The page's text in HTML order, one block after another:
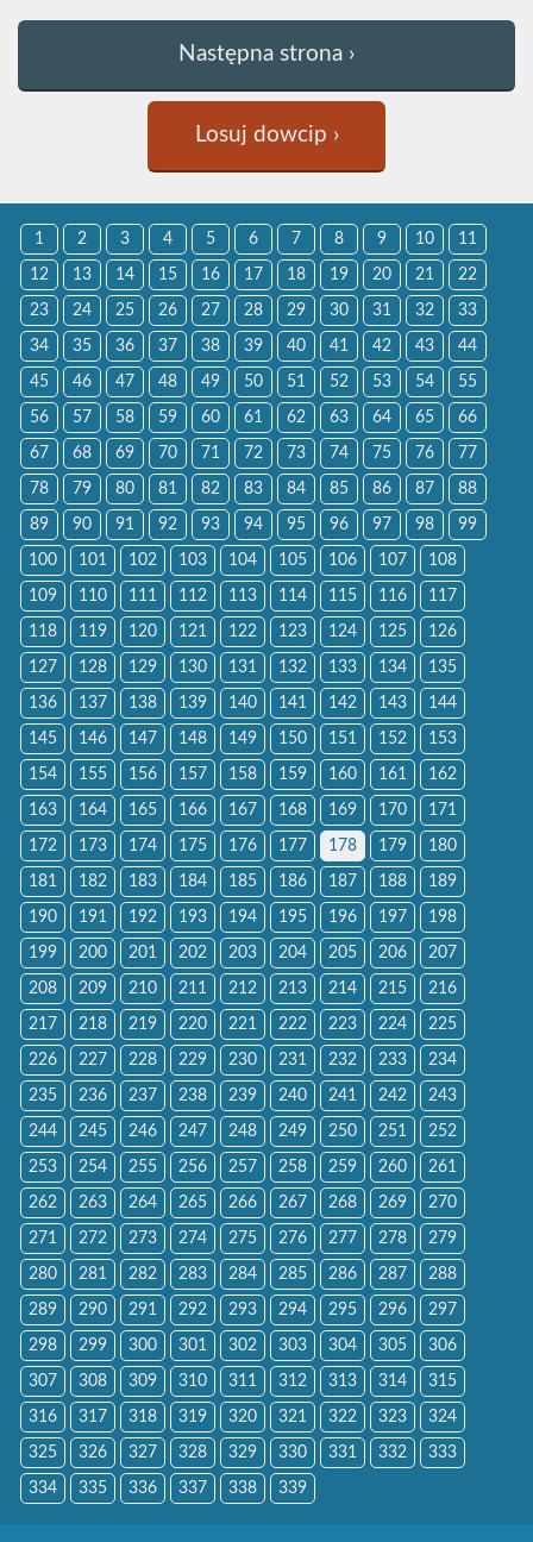
Następna strona ›
Losuj dowcip ›
1 2 3 4 5 6 7 8 9 10 11
12 13 14 15 16 17 18 19 20 21 22
23 24 25 26 27 28 29 30 31 32 33
34 35 36 37 38 39 40 41 42 43 44
45 46 47 48 49 50 51 52 53 54 55
56 57 58 59 60 61 62 63 64 65 66
67 68 69 70 71 72 73 74 75 76 77
78 79 80 81 82 83 84 85 86 87 88
89 90 91 92 93 94 95 96 97 98 99
100 101 102 103 104 105 106 107 108
109 110 111 112 113 114 115 116 117
118 119 120 121 122 123 124 125 126
127 128 129 130 131 132 133 134 135
136 137 138 139 140 141 142 143 144
145 146 147 148 149 150 151 152 153
154 155 156 157 158 159 160 161 162
163 164 165 166 167 168 169 170 171
172 173 174 175 176 177 178 179 180
181 182 183 184 185 186 187 188 189
190 191 192 193 194 195 196 197 198
199 200 201 202 203 204 205 206 207
208 209 210 211 212 213 214 215 216
217 218 219 220 221 222 223 224 225
226 227 228 229 230 231 232 233 234
235 236 237 238 239 240 241 242 243
244 245 246 247 248 249 250 251 252
253 254 255 256 257 258 259 260 261
262 263 264 265 266 267 268 269 270
271 272 273 274 275 276 277 278 279
280 281 282 283 284 285 286 287 288
289 290 291 292 293 294 295 296 297
298 299 300 301 302 303 304 305 306
307 308 309 310 311 312 313 314 315
316 317 318 319 320 321 322 323 324
325 326 327 328 329 330 331 332 333
334 335 336 337 338 339